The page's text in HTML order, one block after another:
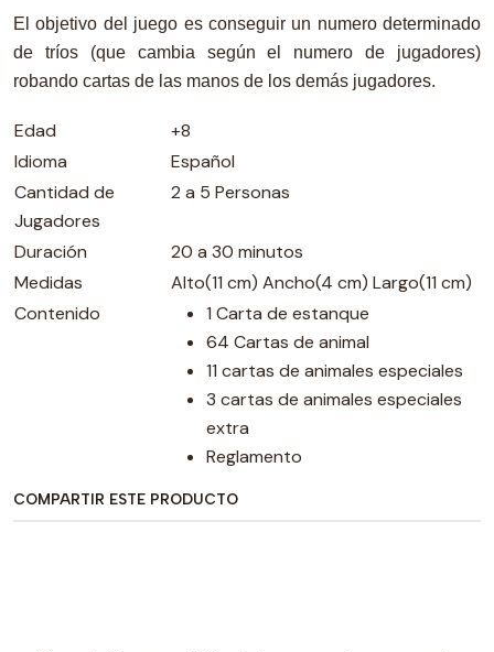
El objetivo del juego es conseguir un numero determinado
de tríos (que cambia según el numero de jugadores)
robando cartas de las manos de los demás jugadores.
Edad
+8
Idioma
Español
Cantidad de
Jugadores
2 a 5 Personas
Duración
20 a 30 minutos
Medidas
Alto(11 cm) Ancho(4 cm) Largo(11 cm)
Contenido
1 Carta de estanque
64 Cartas de animal
11 cartas de animales especiales
3 cartas de animales especiales
extra
Reglamento
COMPARTIR ESTE PRODUCTO